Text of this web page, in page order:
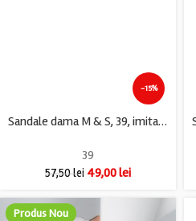
-15%
Sandale dama M & S, 39, imitatie de piele, bej
39
57,50lei 49,00lei
Produs Nou